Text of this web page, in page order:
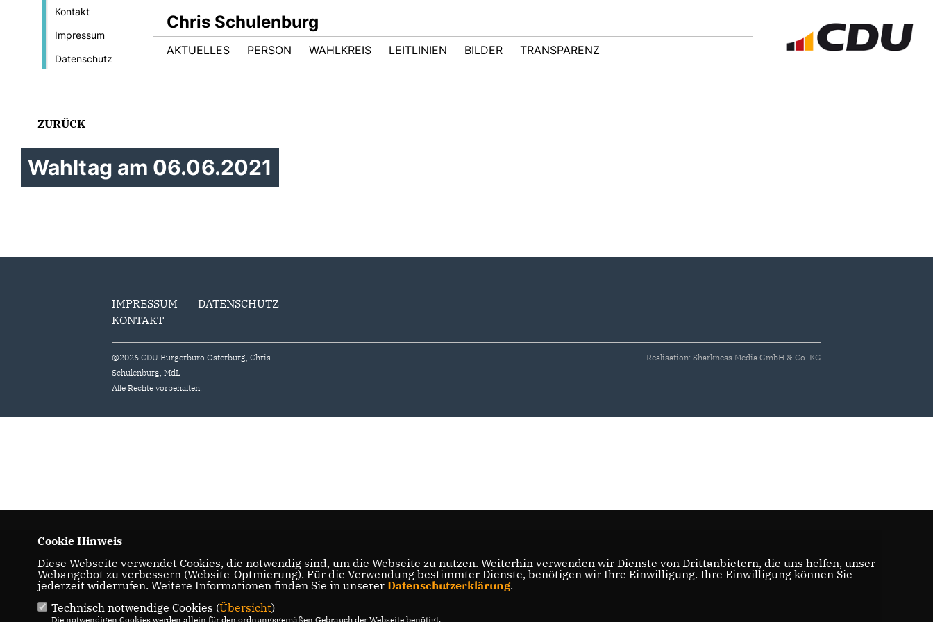
Kontakt
Impressum
Datenschutz
Chris Schulenburg
AKTUELLES PERSON WAHLKREIS LEITLINIEN BILDER TRANSPARENZ
ZURÜCK
Wahltag am 06.06.2021
IMPRESSUM
DATENSCHUTZ
KONTAKT
@2026 CDU Bürgerbüro Osterburg, Chris
Schulenburg, MdL
Alle Rechte vorbehalten.
Realisation: Sharkness Media GmbH & Co. KG
Cookie Hinweis
Diese Webseite verwendet Cookies, die notwendig sind, um die Webseite zu nutzen. Weiterhin verwenden wir Dienste von Drittanbietern, die uns helfen, unser
Webangebot zu verbessern (Website-Optmierung). Für die Verwendung bestimmter Dienste, benötigen wir Ihre Einwilligung. Ihre Einwilligung können Sie
jederzeit widerrufen. Weitere Informationen finden Sie in unserer Datenschutzerklärung.
Technisch notwendige Cookies (Übersicht)
Die notwendigen Cookies werden allein für den ordnungsgemäßen Gebrauch der Webseite benötigt.